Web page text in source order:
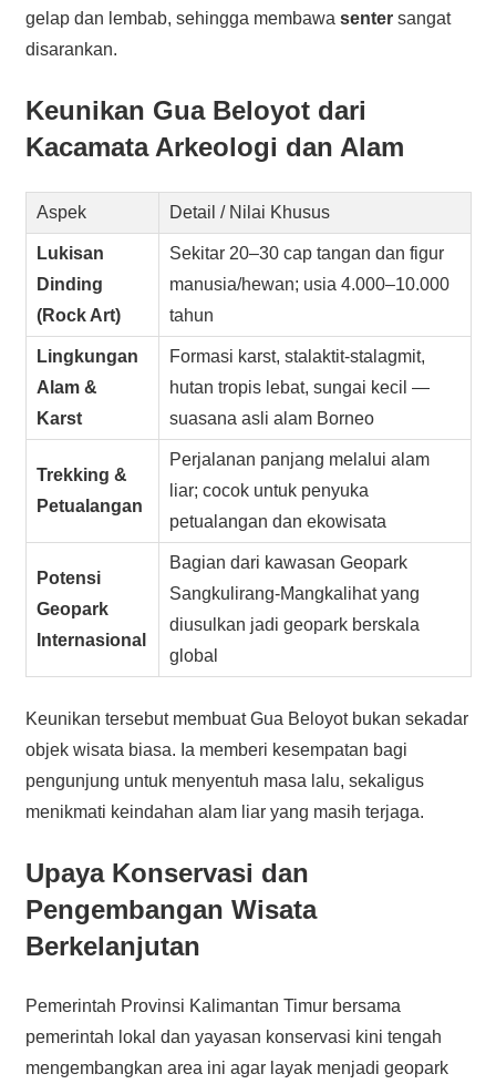
gelap dan lembab, sehingga membawa sentersangat
disarankan.
Keunikan Gua Beloyot dari
Kacamata Arkeologi dan Alam
Aspek Detail / Nilai Khusus
Lukisan
Dinding
(Rock Art)
Sekitar 20–30 cap tangan dan figur
manusia/hewan; usia 4.000–10.000
tahun
Lingkungan
Alam &
Karst
Formasi karst, stalaktit-stalagmit,
hutan tropis lebat, sungai kecil —
suasana asli alam Borneo
Trekking &
Petualangan
Perjalanan panjang melalui alam
liar; cocok untuk penyuka
petualangan dan ekowisata
Potensi
Geopark
Internasional
Bagian dari kawasan Geopark
Sangkulirang-Mangkalihat yang
diusulkan jadi geopark berskala
global
Keunikan tersebut membuat Gua Beloyot bukan sekadar
objek wisata biasa. Ia memberi kesempatan bagi
pengunjung untuk menyentuh masa lalu, sekaligus
menikmati keindahan alam liar yang masih terjaga.
Upaya Konservasi dan
Pengembangan Wisata
Berkelanjutan
Pemerintah Provinsi Kalimantan Timur bersama
pemerintah lokal dan yayasan konservasi kini tengah
mengembangkan area ini agar layak menjadi geopark